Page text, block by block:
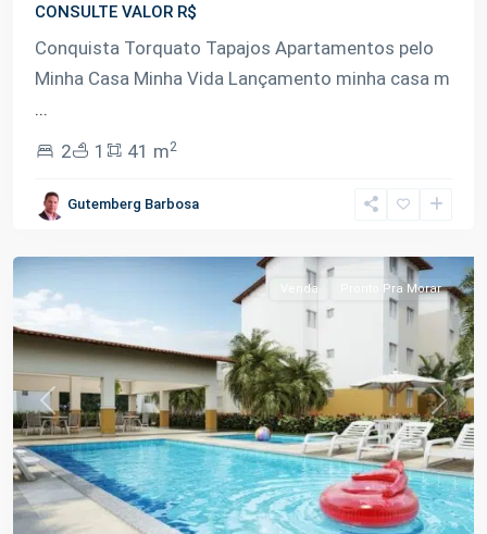
CONSULTE VALOR R$
Conquista Torquato Tapajos Apartamentos pelo
Minha Casa Minha Vida Lançamento minha casa m
...
2
1 41 m2
Gutemberg Barbosa
Colônia
Nova,
Previous Next
Venda Pronto Pra Morar